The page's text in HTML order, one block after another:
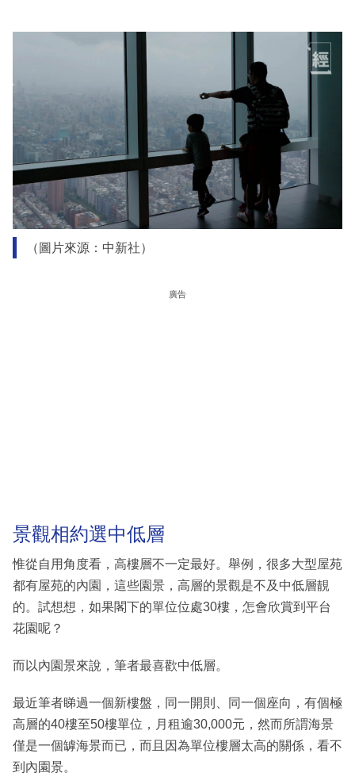
（圖片來源：中新社）
廣告
景觀相約選中低層
惟從自用角度看，高樓層不一定最好。舉例，很多大型屋苑
都有屋苑的內園，這些園景，高層的景觀是不及中低層靚
的。試想想，如果閣下的單位位處30樓，怎會欣賞到平台
花園呢？
而以內園景來說，筆者最喜歡中低層。
最近筆者睇過一個新樓盤，同一開則、同一個座向，有個極
高層的40樓至50樓單位，月租逾30,000元，然而所謂海景
僅是一個罅海景而已，而且因為單位樓層太高的關係，看不
到內園景。